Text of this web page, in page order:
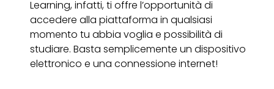
Learning, infatti, ti offre l’opportunità di
accedere alla piattaforma in qualsiasi
momento tu abbia voglia e possibilità di
studiare. Basta semplicemente un dispositivo
elettronico e una connessione internet!